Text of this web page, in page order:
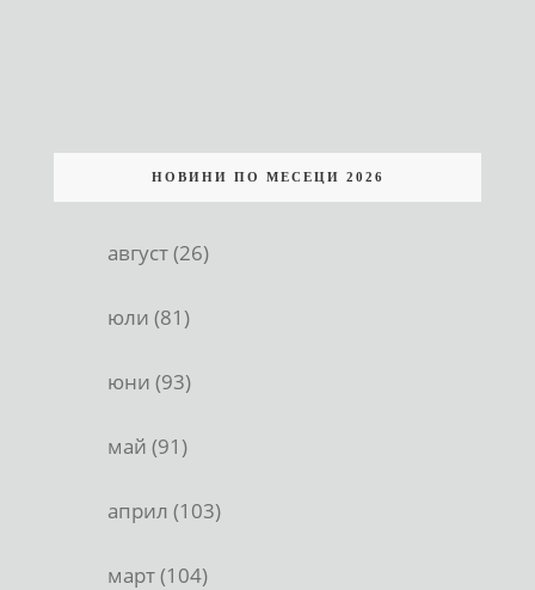
НОВИНИ ПО МЕСЕЦИ 2026
август (26)
юли (81)
юни (93)
май (91)
април (103)
март (104)